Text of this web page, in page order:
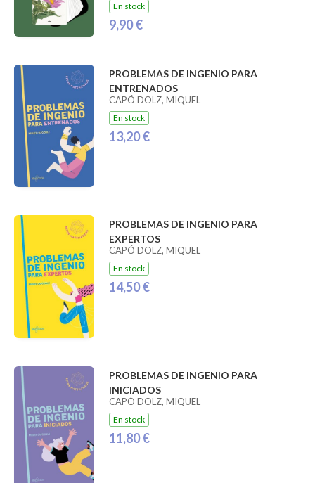
En stock
9,90 €
PROBLEMAS DE INGENIO PARA
ENTRENADOS
CAPÓ DOLZ, MIQUEL
En stock
13,20 €
PROBLEMAS DE INGENIO PARA
EXPERTOS
CAPÓ DOLZ, MIQUEL
En stock
14,50 €
PROBLEMAS DE INGENIO PARA
INICIADOS
CAPÓ DOLZ, MIQUEL
En stock
11,80 €